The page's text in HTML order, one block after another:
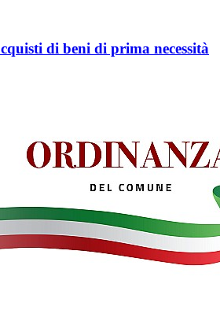
di beni di prima necessità